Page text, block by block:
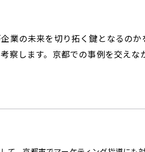
業の未来を切り拓く鍵となるのか
察します。京都での事例を交えな